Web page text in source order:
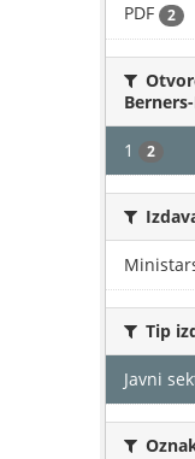
PDF 2
1 2
Tip
Javni